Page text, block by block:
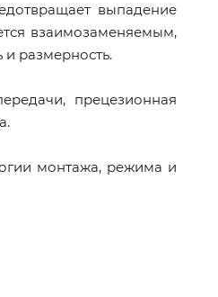
выпадение
взаимозаменяемым,
и размерность.
прецезионная
монтажа, режима и